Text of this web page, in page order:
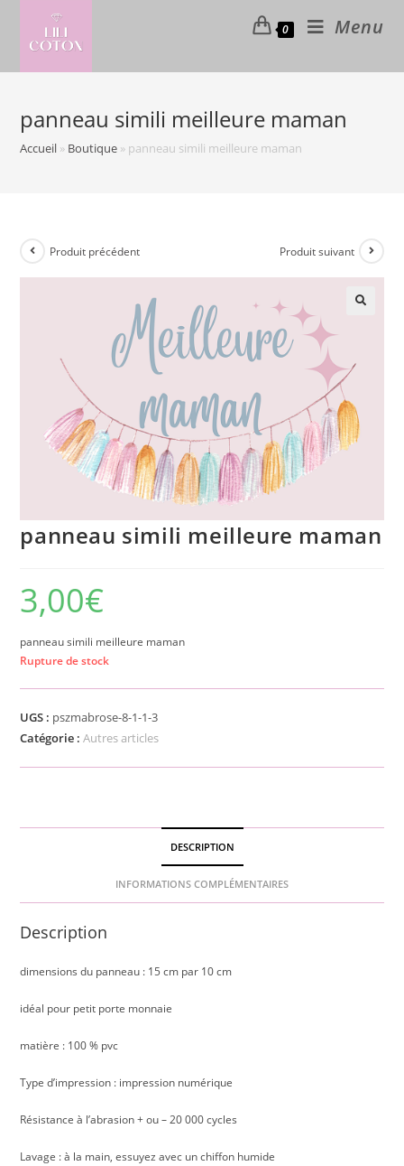
content
0 Menu
panneau simili meilleure maman
Accueil » Boutique » panneau simili meilleure maman
Produit précédent Produit suivant
panneau simili meilleure maman
3,00€
panneau simili meilleure maman
Rupture de stock
UGS : pszmabrose-8-1-1-3
Catégorie :Autres articles
DESCRIPTION
INFORMATIONS COMPLÉMENTAIRES
Description
dimensions du panneau : 15 cm par 10 cm
idéal pour petit porte monnaie
matière : 100 % pvc
Type d’impression : impression numérique
Résistance à l’abrasion + ou – 20 000 cycles
Lavage : à la main, essuyez avec un chiffon humide